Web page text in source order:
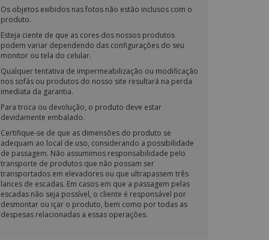
Os objetos exibidos nas fotos não estão inclusos com o
produto.
Esteja ciente de que as cores dos nossos produtos
podem variar dependendo das configurações do seu
monitor ou tela do celular.
Qualquer tentativa de impermeabilização ou modificação
nos sofás ou produtos do nosso site resultará na perda
imediata da garantia.
Para troca ou devolução, o produto deve estar
devidamente embalado.
Certifique-se de que as dimensões do produto se
adequam ao local de uso, considerando a possibilidade
de passagem. Não assumimos responsabilidade pelo
transporte de produtos que não possam ser
transportados em elevadores ou que ultrapassem três
lances de escadas. Em casos em que a passagem pelas
escadas não seja possível, o cliente é responsável por
desmontar ou içar o produto, bem como por todas as
despesas relacionadas a essas operações.